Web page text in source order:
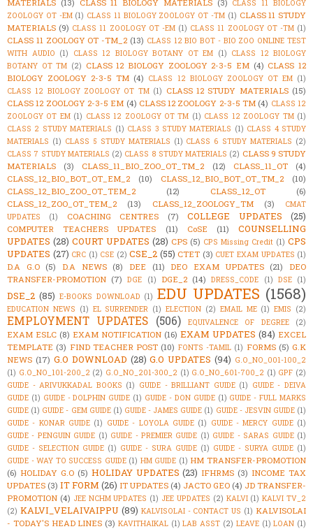
MATERIALS (13) CLASS 11 BIOLOGY MATERIALS (3) CLASS 11 BIOLOGY
ZOOLOGY OT -EM (1) CLASS 11 BIOLOGY ZOOLOGY OT -TM (1) CLASS 11 STUDY
MATERIALS (9) CLASS 11 ZOOLOGY OT -EM (1) CLASS 11 ZOOLOGY OT -TM (1)
CLASS 11 ZOOLOGY OT -TM_2 (13) CLASS 12 BIO BOT - BIO ZOO ONLINE TEST
WITH AUDIO (1) CLASS 12 BIOLOGY BOTANY OT EM (1) CLASS 12 BIOLOGY
BOTANY OT TM (2) CLASS 12 BIOLOGY ZOOLOGY 2-3-5 EM (4) CLASS 12
BIOLOGY ZOOLOGY 2-3-5 TM (4) CLASS 12 BIOLOGY ZOOLOGY OT EM (1)
CLASS 12 BIOLOGY ZOOLOGY OT TM (1) CLASS 12 STUDY MATERIALS (15)
CLASS 12 ZOOLOGY 2-3-5 EM (4) CLASS 12 ZOOLOGY 2-3-5 TM (4) CLASS 12
ZOOLOGY OT EM (1) CLASS 12 ZOOLOGY OT TM (1) CLASS 12 ZOOLOGY TM (1)
CLASS 2 STUDY MATERIALS (1) CLASS 3 STUDY MATERIALS (1) CLASS 4 STUDY
MATERIALS (1) CLASS 5 STUDY MATERIALS (1) CLASS 6 STUDY MATERIALS (2)
CLASS 7 STUDY MATERIALS (2) CLASS 8 STUDY MATERIALS (2) CLASS 9 STUDY
MATERIALS
(3) CLASS_11_BIO_ZOO_OT_TM_2 (12) CLASS_11_OT
(4)
CLASS_12_BIO_BOT_OT_EM_2
(10) CLASS_12_BIO_BOT_OT_TM_2
(10)
CLASS_12_BIO_ZOO_OT_TEM_2
(12) CLASS_12_OT
(6)
CLASS_12_ZOO_OT_TEM_2
(13) CLASS_12_ZOOLOGY_TM (3)
CMAT
UPDATES
(1) COACHING CENTRES (7) COLLEGE UPDATES (25)
COMPUTER TEACHERS UPDATES (11) CoSE (11)
COUNSELLING
UPDATES (28) COURT UPDATES (28) CPS (5) CPS Missing Credit (1) CPS
UPDATES (27) CRC (1) CSE (2) CSE_2 (55) CTET (3) CUET EXAM UPDATES (1)
D.A G.O (5) D.A NEWS (8) DEE (11) DEO EXAM UPDATES (21)
DEO
TRANSFER-PROMOTION (7) DGE (1) DGE_2 (14) DRESS_CODE (1) DSE (1)
DSE_2 (85) E-BOOKS DOWNLOAD (1) EDU UPDATES (1568)
EDUCATION NEWS (1) EL SURRENDER (1) ELECTION (2) EMAIL ME (1) EMIS (2)
EMPLOYMENT UPDATES (506) EQUIVALENCE OF DEGREE (2)
EXAM ESLC (8) EXAM NOTIFICATION (16) EXAM UPDATES (84) EXCEL
TEMPLATE (3) FIND TEACHER POST (10) FONTS -TAMIL (1) FORMS (5) G.K
NEWS (17) G.O DOWNLOAD (28) G.O UPDATES (94) G.O_NO_001-100_2
(1) G.O_NO_101-200_2 (2) G.O_NO_201-300_2 (1) G.O_NO_601-700_2 (1) GPF (2)
GUIDE - ARIVUKKADAL BOOKS (1) GUIDE - BRILLIANT GUIDE (1) GUIDE - DEIVA
GUIDE (1) GUIDE - DOLPHIN GUIDE (1) GUIDE - DON GUIDE (1) GUIDE - FULL MARKS
GUIDE (1) GUIDE - GEM GUIDE (1) GUIDE - JAMES GUIDE (1) GUIDE - JESVIN GUIDE (1)
GUIDE - KONAR GUIDE (1) GUIDE - LOYOLA GUIDE (1) GUIDE - MERCY GUIDE (1)
GUIDE - PENGUIN GUIDE (1) GUIDE - PREMIER GUIDE (1) GUIDE - SARAS GUIDE (1)
GUIDE - SELECTION GUIDE (1) GUIDE - SURA GUIDE (1) GUIDE - SURYA GUIDE (1)
GUIDE - WAY TO SUCCESS GUIDE (1) HM GUIDE (1) HM TRANSFER-PROMOTION
(6) HOLIDAY G.O (5) HOLIDAY UPDATES (23) IFHRMS (3) INCOME TAX
UPDATES (3) IT FORM (26) IT UPDATES (4) JACTO GEO (4) JD TRANSFER-
PROMOTION (4) JEE NCHM UPDATES (1) JEE UPDATES (2) KALVI (1) KALVI TV_2
(2) KALVI_VELAIVAIPPU (89) KALVISOLAI - CONTACT US (1) KALVISOLAI
- TODAY'S HEAD LINES (3) KAVITHAIKAL (1) LAB ASST (2) LEAVE (1) LOAN (1)